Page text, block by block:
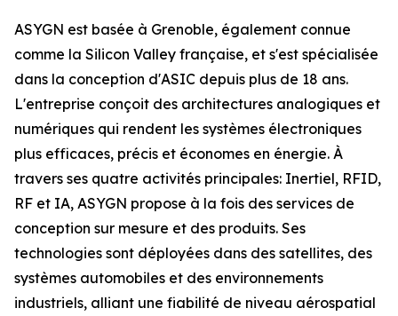
ASYGN est basée à Grenoble, également connue
comme la Silicon Valley française, et s'est spécialisée
dans la conception d'ASIC depuis plus de 18 ans.
L'entreprise conçoit des architectures analogiques et
numériques qui rendent les systèmes électroniques
plus efficaces, précis et économes en énergie. À
travers ses quatre activités principales: Inertiel, RFID,
RF et IA, ASYGN propose à la fois des services de
conception sur mesure et des produits. Ses
technologies sont déployées dans des satellites, des
systèmes automobiles et des environnements
industriels, alliant une fiabilité de niveau aérospatial